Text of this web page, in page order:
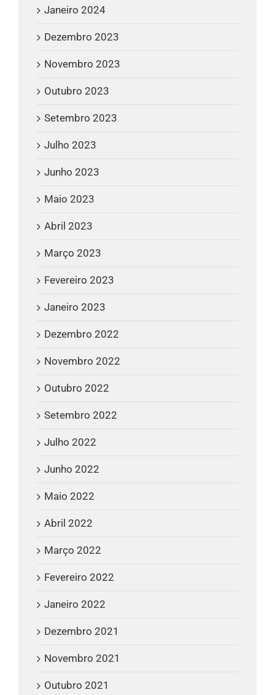
Janeiro 2024
Dezembro 2023
Novembro 2023
Outubro 2023
Setembro 2023
Julho 2023
Junho 2023
Maio 2023
Abril 2023
Março 2023
Fevereiro 2023
Janeiro 2023
Dezembro 2022
Novembro 2022
Outubro 2022
Setembro 2022
Julho 2022
Junho 2022
Maio 2022
Abril 2022
Março 2022
Fevereiro 2022
Janeiro 2022
Dezembro 2021
Novembro 2021
Outubro 2021